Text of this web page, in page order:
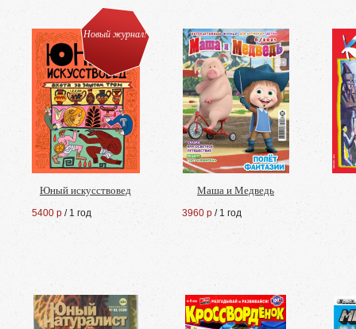
Новый журнал!
Юный искусствовед
5400 р / 1 год
Маша и Медведь
3960 р / 1 год